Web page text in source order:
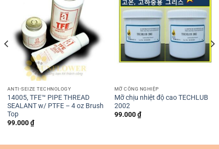
ANTI-SEIZE TECHNOLOGY
14005, TFE™ PIPE THREAD
SEALANT w/ PTFE – 4 oz Brush
Top
99.000₫
MỠ CÔNG NGHIỆP
Mỡ chịu nhiệt độ cao TECHLUB
2002
99.000₫